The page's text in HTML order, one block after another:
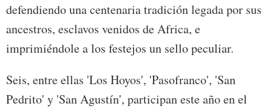
defendiendo una centenaria tradición legada por sus
ancestros, esclavos venidos de Africa, e
imprimiéndole a los festejos un sello peculiar.
Seis, entre ellas 'Los Hoyos', 'Pasofranco', 'San
Pedrito' y 'San Agustín', participan este año en el